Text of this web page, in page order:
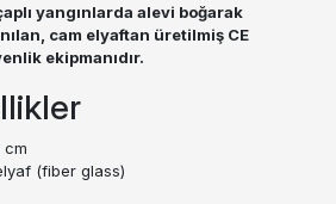
yangınlarda alevi boğarak
cam elyaftan üretilmiş CE
ekipmanıdır.
cm
(fiber glass)